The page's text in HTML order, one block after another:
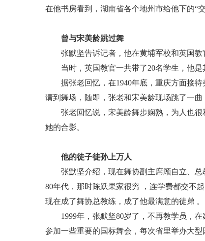
在他书房看到，湖南省各个地州市给他下的“
曾与宋美龄跳过舞
张默坚告诉记者，他在黄埔军校和英国教
当时，英国教官一共带了20名学生，他是
据张老回忆，在1940年底，重庆方面接待
请到舞场，随即，张老和宋美龄现场跳了一
张老回忆说，宋美龄舞步娴熟，为人也很
她的合影。
他的徒子徒孙上万人
张默坚介绍，现在舞协副主席顾自立、总
80年代，那时陈跃果家很穷 ，连学费都交不
现在成了舞协总教练，成了他最满意的徒弟 。
1999年，张默坚80岁了，不再教学员，在
参加一些重要的国标舞会，每次省里举办大型